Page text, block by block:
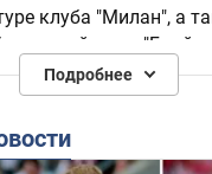
клуба "Милан", а
английского
(Марсель).
которой руководил
Подробнее